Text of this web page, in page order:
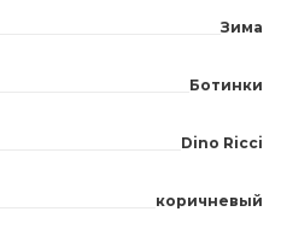
Зима
Ботинки
Dino Ricci
коричневый